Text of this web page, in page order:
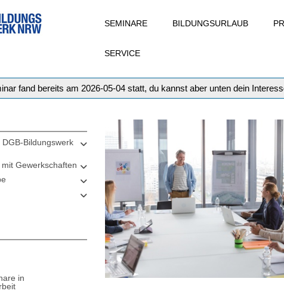
SEMINARE BILDUNGSURLAUB
SERVICE
fand bereits am 2026-05-04 statt, du kannst aber unten dein
DGB-Bildungswerk
mit Gewerkschaften
in